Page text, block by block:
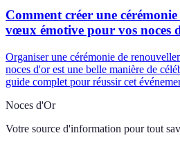
Comment créer une
vœux émotive pour vos noces
Organiser une cérémonie de
noces d'or est une belle manière de
guide complet pour réussir cet
Noces d'Or
Votre source d'information pour tout